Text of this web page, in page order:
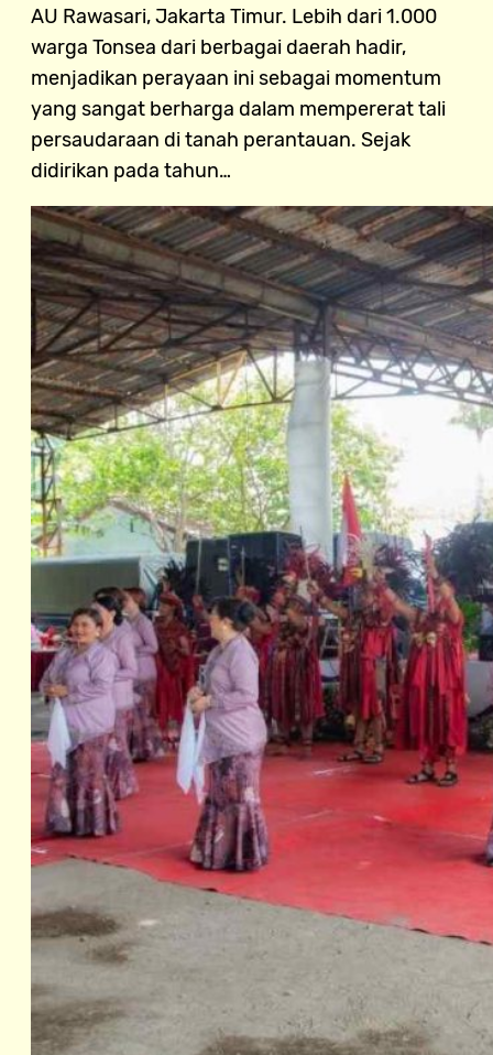
AU Rawasari, Jakarta Timur. Lebih dari 1.000
warga Tonsea dari berbagai daerah hadir,
menjadikan perayaan ini sebagai momentum
yang sangat berharga dalam mempererat tali
persaudaraan di tanah perantauan. Sejak
didirikan pada tahun…